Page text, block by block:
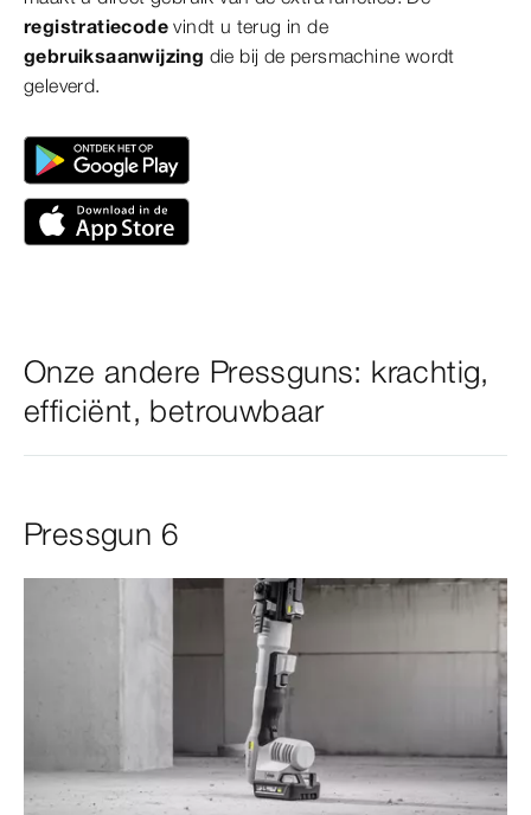
registratiecodevindt u terug in de
gebruiksaanwijzing die bij de persmachine wordt
geleverd.
Onze andere Pressguns: krachtig,
efficiënt, betrouwbaar
Pressgun 6